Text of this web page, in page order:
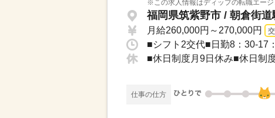
※この求人情報はディップの転職エー
福岡県筑紫野市 / 朝倉街道
月給260,000円～270,000円
■シフト2交代■日勤8：30-17
■休日制度月9日休み■休日制
仕事の仕方